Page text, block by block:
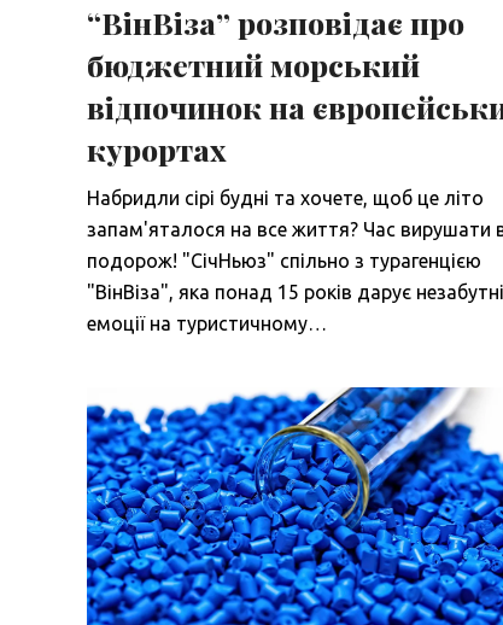
“ВінВіза” розповідає про
бюджетний морський
відпочинок на
курортах
Набридли сірі будні та хочете, щоб це літо
запам'яталося на все життя? Час вирушати
подорож! "СічНьюз" спільно з турагенцією
"ВінВіза", яка понад 15 років дарує незабутні
емоції на туристичному…